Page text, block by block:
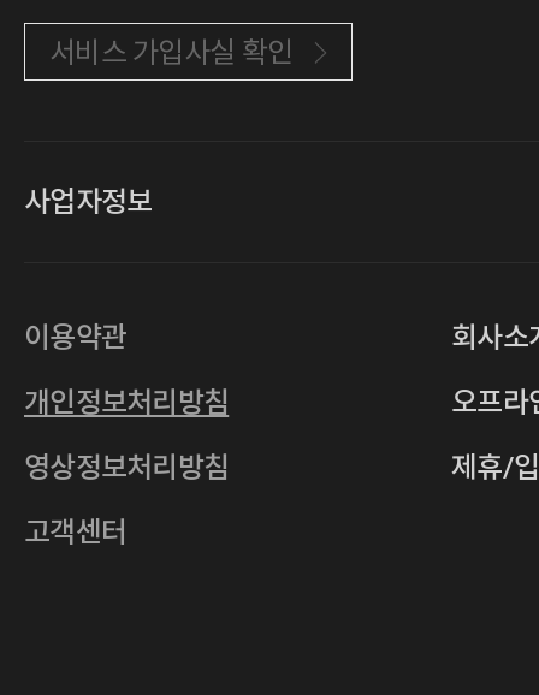
서비스 가입사실 확인
사업자정보
사업자등록번호
통신판매업 2011-서울중구-0149
주소 서울특별시 중구 다산로14길 12 (신당
호스팅사업자
이용약관
개인정보처리방침
영상정보처리방침
고객센터
회사소
오프라
제휴/